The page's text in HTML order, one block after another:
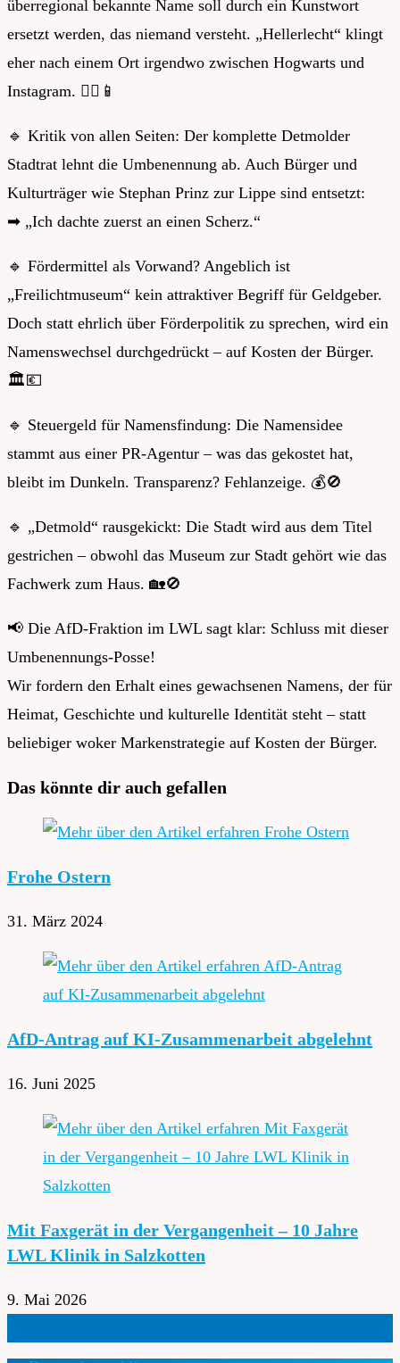
überregional bekannte Name soll durch ein Kunstwort
ersetzt werden, das niemand versteht. „Hellerlecht“ klingt
eher nach einem Ort irgendwo zwischen Hogwarts und
Instagram. 🧙‍♂ 📱
🔹 Kritik von allen Seiten: Der komplette Detmolder
Stadtrat lehnt die Umbenennung ab. Auch Bürger und
Kulturträger wie Stephan Prinz zur Lippe sind entsetzt:
➡ „Ich dachte zuerst an einen Scherz.“
🔹 Fördermittel als Vorwand? Angeblich ist
„Freilichtmuseum“ kein attraktiver Begriff für Geldgeber.
Doch statt ehrlich über Förderpolitik zu sprechen, wird ein
Namenswechsel durchgedrückt – auf Kosten der Bürger.
🏛💶
🔹 Steuergeld für Namensfindung: Die Namensidee
stammt aus einer PR-Agentur – was das gekostet hat,
bleibt im Dunkeln. Transparenz? Fehlanzeige. 💰🚫
🔹 „Detmold“ rausgekickt: Die Stadt wird aus dem Titel
gestrichen – obwohl das Museum zur Stadt gehört wie das
Fachwerk zum Haus. 🏡🚫
📢 Die AfD-Fraktion im LWL sagt klar: Schluss mit dieser
Umbenennungs-Posse!
Wir fordern den Erhalt eines gewachsenen Namens, der für
Heimat, Geschichte und kulturelle Identität steht – statt
beliebiger woker Markenstrategie auf Kosten der Bürger.
Das könnte dir auch gefallen
Frohe Ostern
31. März 2024
AfD-Antrag auf KI-Zusammenarbeit abgelehnt
16. Juni 2025
Mit Faxgerät in der Vergangenheit – 10 Jahre
LWL Klinik in Salzkotten
9. Mai 2026